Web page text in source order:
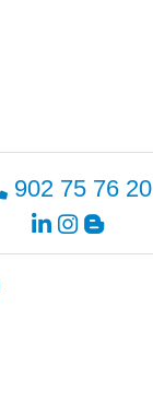
902 75 76 20